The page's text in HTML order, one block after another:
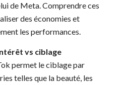
de Meta. Comprendre ces
des économies et
les performances.
vs ciblage
permet le ciblage par
telles que la beauté, les